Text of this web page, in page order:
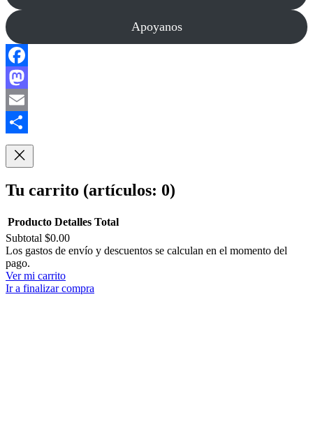
Apoyanos
Facebook
Mastodon
Email
Compartir
Tu carrito (artículos: 0)
Productos
del
carrito
Producto Detalles Total
Subtotal $0.00
Los gastos de envío y descuentos se calculan en el momento del
pago.
Ver mi carrito
Ir a finalizar compra